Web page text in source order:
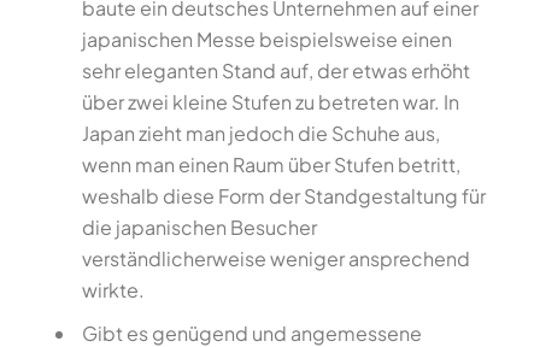
baute ein deutsches Unternehmen auf einer
japanischen Messe beispielsweise einen
sehr eleganten Stand auf, der etwas erhöht
über zwei kleine Stufen zu betreten war. In
Japan zieht man jedoch die Schuhe aus,
wenn man einen Raum über Stufen betritt,
weshalb diese Form der Standgestaltung für
die japanischen Besucher
verständlicherweise weniger ansprechend
wirkte.
Gibt es genügend und angemessene